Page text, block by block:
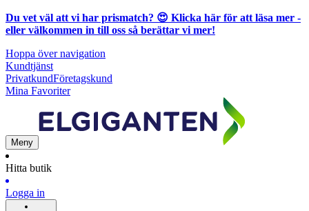
Du vet väl att vi har prismatch? 😍 Klicka här för att läsa mer -
eller välkommen in till oss så berättar vi mer!
Hoppa över navigation
Kundtjänst
PrivatkundFöretagskund
Mina Favoriter
Meny
Hitta butik
Logga in